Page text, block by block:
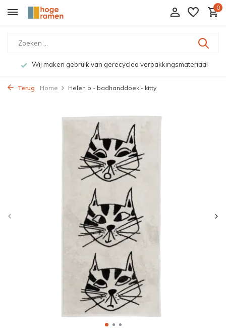
0
Wij maken gebruik van gerecycled verpakkingsmateriaal
Terug Home Helen b - badhanddoek - kitty